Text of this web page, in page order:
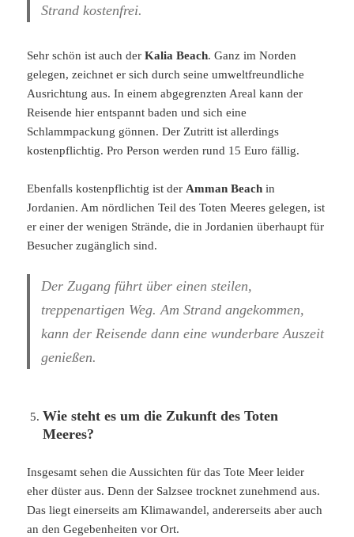
Strand kostenfrei.
Sehr schön ist auch derKalia Beach. Ganz im Norden
gelegen, zeichnet er sich durch seine umweltfreundliche
Ausrichtung aus. In einem abgegrenzten Areal kann der
Reisende hier entspannt baden und sich eine
Schlammpackung gönnen. Der Zutritt ist allerdings
kostenpflichtig. Pro Person werden rund 15 Euro fällig.
Ebenfalls kostenpflichtig ist derAmman Beachin
Jordanien. Am nördlichen Teil des Toten Meeres gelegen, ist
er einer der wenigen Strände, die in Jordanien überhaupt für
Besucher zugänglich sind.
Der Zugang führt über einen steilen,
treppenartigen Weg. Am Strand angekommen,
kann der Reisende dann eine wunderbare Auszeit
genießen.
Wie steht es um die Zukunft des Toten
Meeres?
Insgesamt sehen die Aussichten für das Tote Meer leider
eher düster aus. Denn der Salzsee trocknet zunehmend aus.
Das liegt einerseits am Klimawandel, andererseits aber auch
an den Gegebenheiten vor Ort.